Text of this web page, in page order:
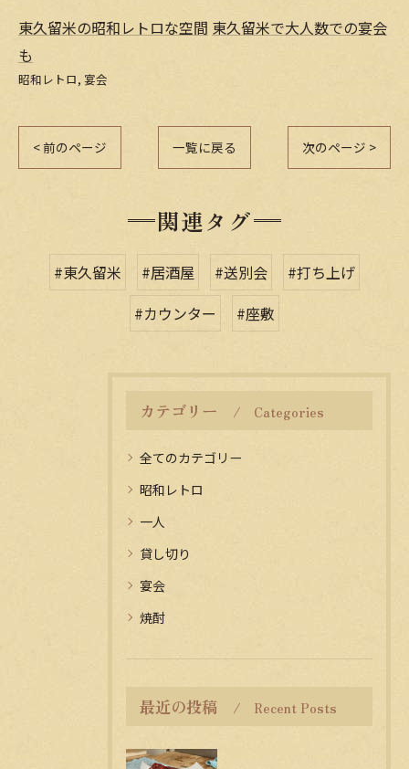
東久留米の昭和レトロな空間 東久留米で大人数での宴会
も
昭和レトロ 宴会
< 前のページ 一覧に戻る 次のページ >
関連タグ
#東久留米 #居酒屋 #送別会
#打ち上げ
#カウンター
#座敷
カテゴリー Categories
全てのカテゴリー
昭和レトロ
一人
貸し切り
宴会
焼酎
最近の投稿 Recent Posts